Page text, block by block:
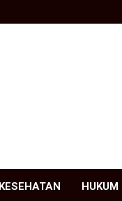
KESEHATAN HUKUM